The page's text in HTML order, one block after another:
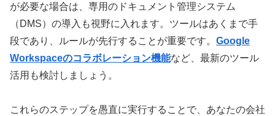
が必要な場合は、専用のドキュメント管理システム
（DMS）の導入も視野に入れます。ツールはあくまで手
段であり、ルールが先行することが重要です。 Google
Workspaceのコラボレーション機能など、最新のツール
活用も検討しましょう。
これらのステップを愚直に実行することで、あなたの会社